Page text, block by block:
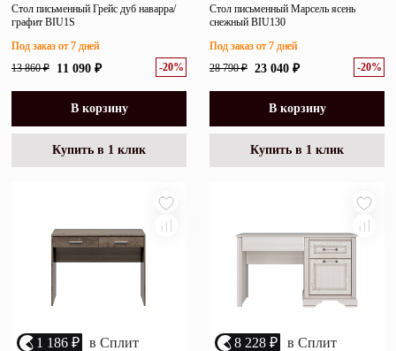
Стол письменный Грейс дуб наварра/
графит BIU1S
13 860 ₽ 11 090 ₽ -20%
Под заказ от 7 дней
В корзину
Купить в 1 клик
Стол письменный Марсель ясень
снежный BIU130
28 790 ₽ 23 040 ₽ -20%
Под заказ от 7 дней
В корзину
Купить в 1 клик
1 186 ₽ в Сплит 8 228 ₽ в Сплит